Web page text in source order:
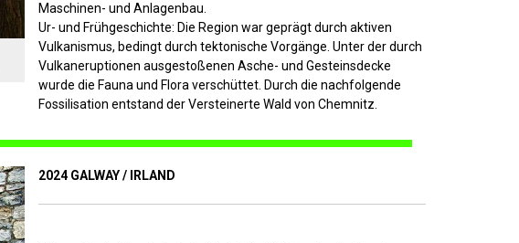
Maschinen- und Anlagenbau.
Ur- und Frühgeschichte: Die Region war geprägt durch aktiven
Vulkanismus, bedingt durch tektonische Vorgänge. Unter der durch
Vulkaneruptionen ausgestoßenen Asche- und Gesteinsdecke
wurde die Fauna und Flora verschüttet. Durch die nachfolgende
Fossilisation entstand der Versteinerte Wald von Chemnitz.
2024 GALWAY / IRLAND